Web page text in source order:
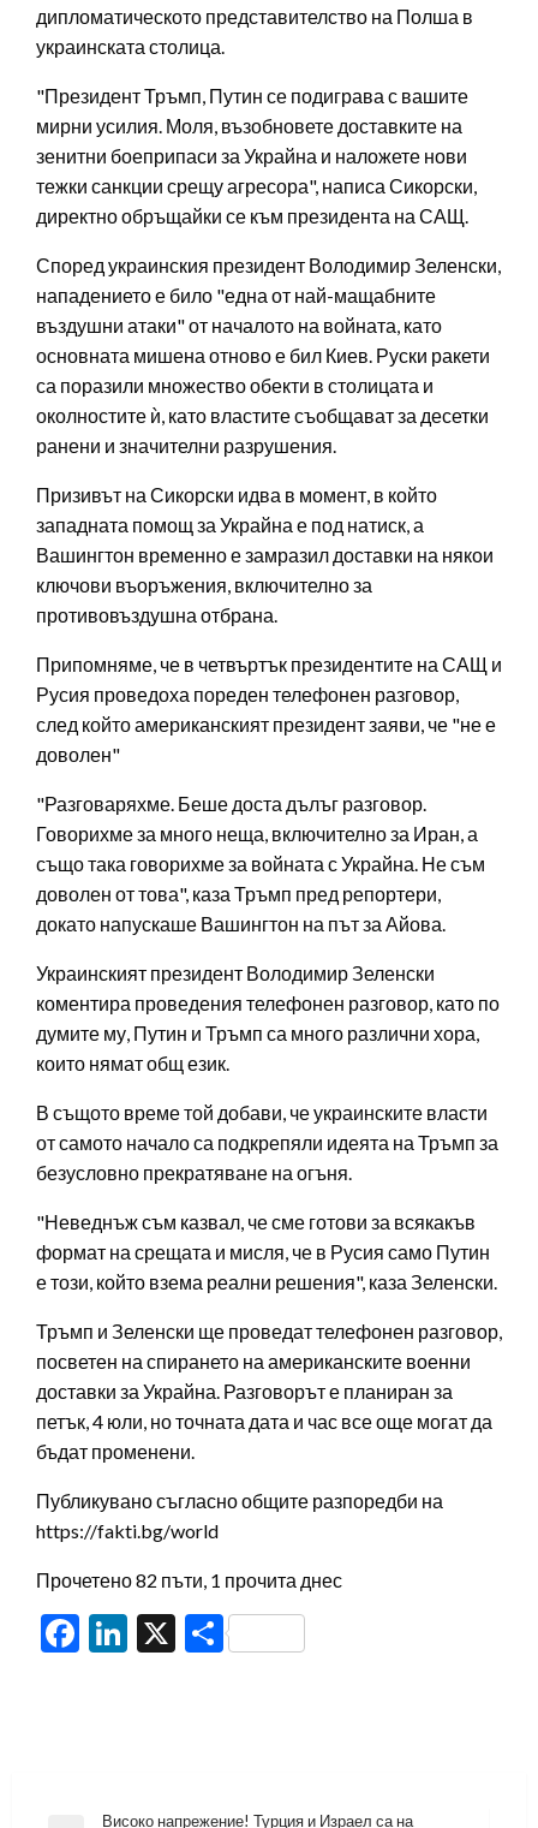
дипломатическото представителство на Полша в
украинската столица.
"Президент Тръмп, Путин се подиграва с вашите
мирни усилия. Моля, възобновете доставките на
зенитни боеприпаси за Украйна и наложете нови
тежки санкции срещу агресора", написа Сикорски,
директно обръщайки се към президента на САЩ.
Според украинския президент Володимир Зеленски,
нападението е било "една от най-мащабните
въздушни атаки" от началото на войната, като
основната мишена отново е бил Киев. Руски ракети
са поразили множество обекти в столицата и
околностите ѝ, като властите съобщават за десетки
ранени и значителни разрушения.
Призивът на Сикорски идва в момент, в който
западната помощ за Украйна е под натиск, а
Вашингтон временно е замразил доставки на някои
ключови въоръжения, включително за
противовъздушна отбрана.
Припомняме, че в четвъртък президентите на САЩ и
Русия проведоха пореден телефонен разговор,
след който американският президент заяви, че "не е
доволен"
"Разговаряхме. Беше доста дълъг разговор.
Говорихме за много неща, включително за Иран, а
също така говорихме за войната с Украйна. Не съм
доволен от това", каза Тръмп пред репортери,
докато напускаше Вашингтон на път за Айова.
Украинският президент Володимир Зеленски
коментира проведения телефонен разговор, като по
думите му, Путин и Тръмп са много различни хора,
които нямат общ език.
В същото време той добави, че украинските власти
от самото начало са подкрепяли идеята на Тръмп за
безусловно прекратяване на огъня.
"Неведнъж съм казвал, че сме готови за всякакъв
формат на срещата и мисля, че в Русия само Путин
е този, който взема реални решения", каза Зеленски.
Тръмп и Зеленски ще проведат телефонен разговор,
посветен на спирането на американските военни
доставки за Украйна. Разговорът е планиран за
петък, 4 юли, но точната дата и час все още могат да
бъдат променени.
Публикувано съгласно общите разпоредби на
https://fakti.bg/world
Прочетено 82 пъти, 1 прочита днес
Facebook
LinkedIn
X Share
Високо напрежение! Турция и Израел са на